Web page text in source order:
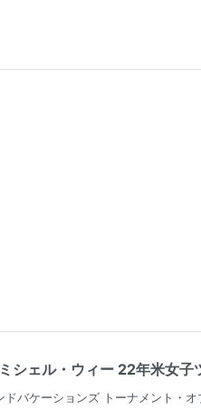
シェル・ウィー 22年米女
ドバケーションズ トーナメント・